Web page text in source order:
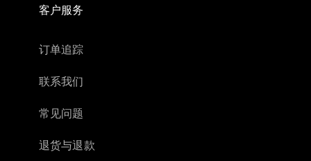
客户服务
订单追踪
联系我们
常见问题
退货与退款